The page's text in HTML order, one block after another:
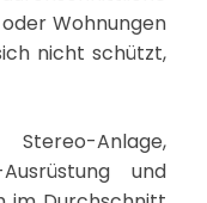
Wohnungen
nicht schützt,
Anlage,
und